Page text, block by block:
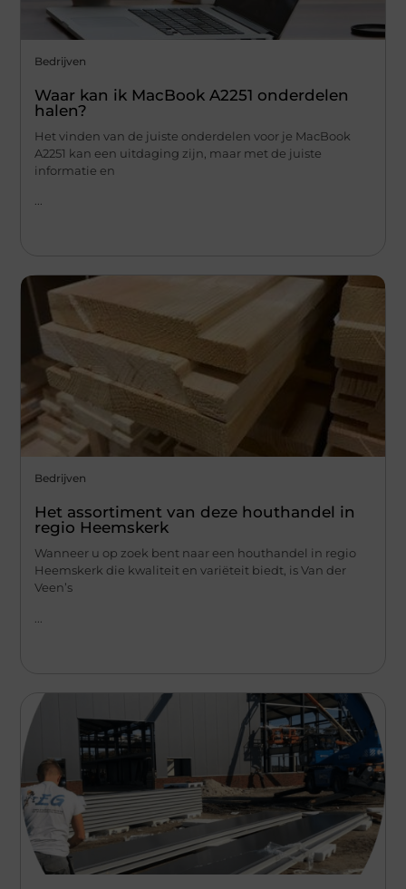
Bedrijven
Waar kan ik MacBook A2251 onderdelen
halen?
Het vinden van de juiste onderdelen voor je MacBook
A2251 kan een uitdaging zijn, maar met de juiste
informatie en
...
Bedrijven
Het assortiment van deze houthandel in
regio Heemskerk
Wanneer u op zoek bent naar een houthandel in regio
Heemskerk die kwaliteit en variëteit biedt, is Van der
Veen’s